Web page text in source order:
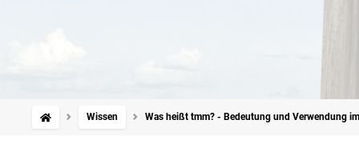
Wissen Was heißt tmm? - Bedeutung und Verwendung